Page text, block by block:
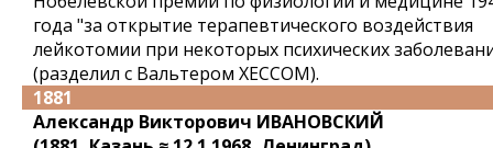
года "за открытие терапевтического воздействия
лейкотомии при некоторых психических
(разделил с Вальтером ХЕССОМ).
1881
Александр Викторович ИВАНОВСКИЙ